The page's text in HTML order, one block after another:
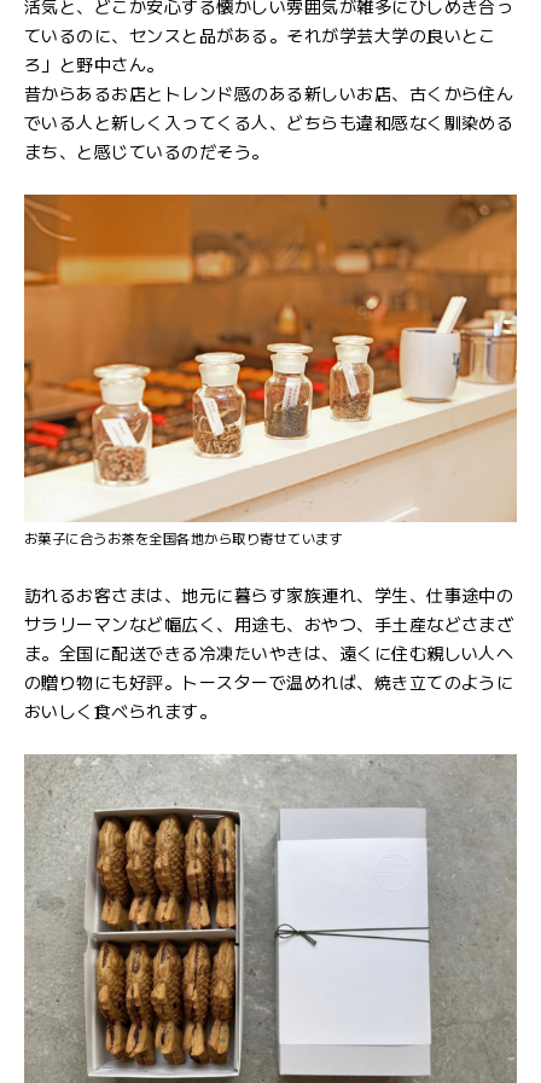
活気と、どこか安心する懐かしい雰囲気が雑多にひしめき合っ
ているのに、センスと品がある。それが学芸大学の良いとこ
ろ」と野中さん。
昔からあるお店とトレンド感のある新しいお店、古くから住ん
でいる人と新しく入ってくる人、どちらも違和感なく馴染める
まち、と感じているのだそう。
お菓子に合うお茶を全国各地から取り寄せています
訪れるお客さまは、地元に暮らす家族連れ、学生、仕事途中の
サラリーマンなど幅広く、用途も、おやつ、手土産などさまざ
ま。全国に配送できる冷凍たいやきは、遠くに住む親しい人へ
の贈り物にも好評。トースターで温めれば、焼き立てのように
おいしく食べられます。